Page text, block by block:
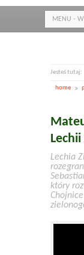
MENU -
Jesteś tutaj:
home
Lechia
który